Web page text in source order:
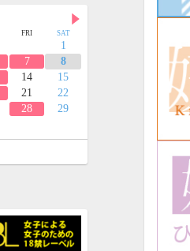
FRI SAT
1
7
8
14
15
21
22
28
29
1
8
15
22
29